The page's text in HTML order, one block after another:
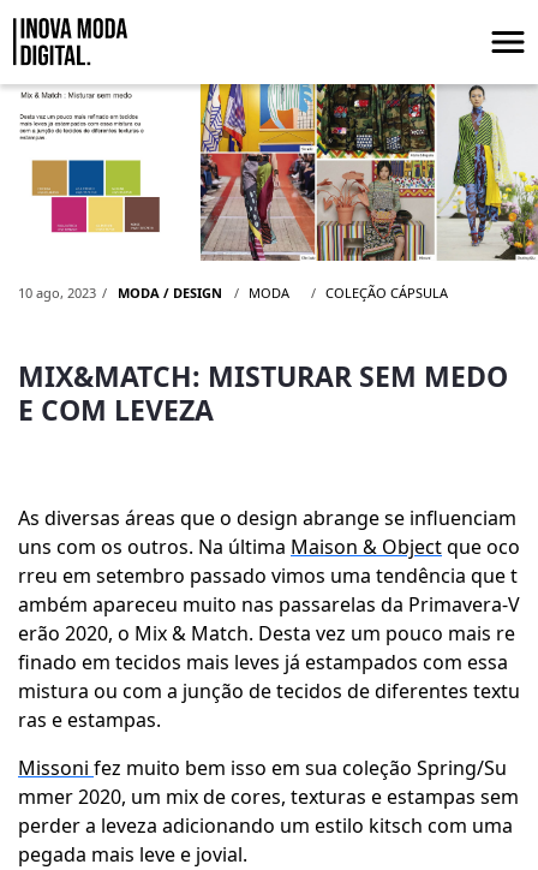
Pular para o Conteúdo principal
MIX&amp;MATCH: MISTURAR SEM
10 ago, 2023 MODA / DESIGN MODA COLEÇÃO CÁPSULA
MIX&MATCH: MISTURAR SEM MEDO
E COM LEVEZA
As diversas áreas que o design abrange se influenciam
uns com os outros. Na última Maison & Objectque oco
rreu em setembro passado vimos uma tendência que t
ambém apareceu muito nas passarelas da Primavera-V
erão 2020, o Mix & Match. Desta vez um pouco mais re
finado em tecidos mais leves já estampados com essa
mistura ou com a junção de tecidos de diferentes textu
ras e estampas.
Missoni fez muito bem isso em sua coleção Spring/Su
mmer 2020, um mix de cores, texturas e estampas sem
perder a leveza adicionando um estilo kitsch com uma
pegada mais leve e jovial.